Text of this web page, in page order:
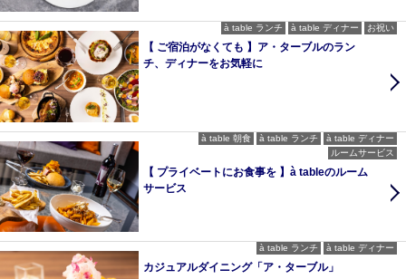
à table ランチ à table ディナー お祝い
【 ご宿泊がなくても 】ア・ターブルのラン
チ、ディナーをお気軽に
à table 朝食 à table ランチ
à table ディナー
ルームサービス
【 プライベートにお食事を 】à tableのルーム
サービス
à table ランチ à table ディナー
カジュアルダイニング「ア・ターブル」